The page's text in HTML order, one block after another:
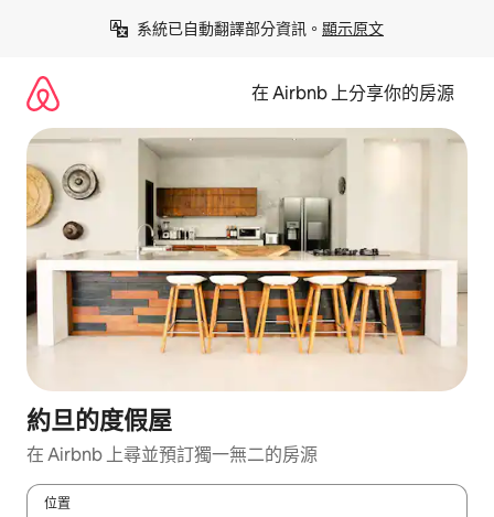
系統已自動翻譯部分資訊。 顯示原文
在 Airbnb 上分享你的房源
約旦的度假屋
在 Airbnb 上尋並預訂獨一無二的房源
位置